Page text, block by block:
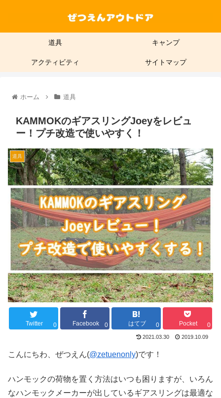
道具 キャンプ
アクティビティ サイトマップ
ホーム 道具
KAMMOKのギアスリングJoeyをレビュ
ー！プチ改造で使いやすく！
道具
Twitter 0 Facebook 0 はてブ 0 Pocket 0
2021.03.30 2019.10.09
こんにちわ、ぜつえん(@zetuenonly)です！
ハンモックの荷物を置く方法はいつも困りますが、いろん
なハンモックメーカーが出しているギアスリングは最適な